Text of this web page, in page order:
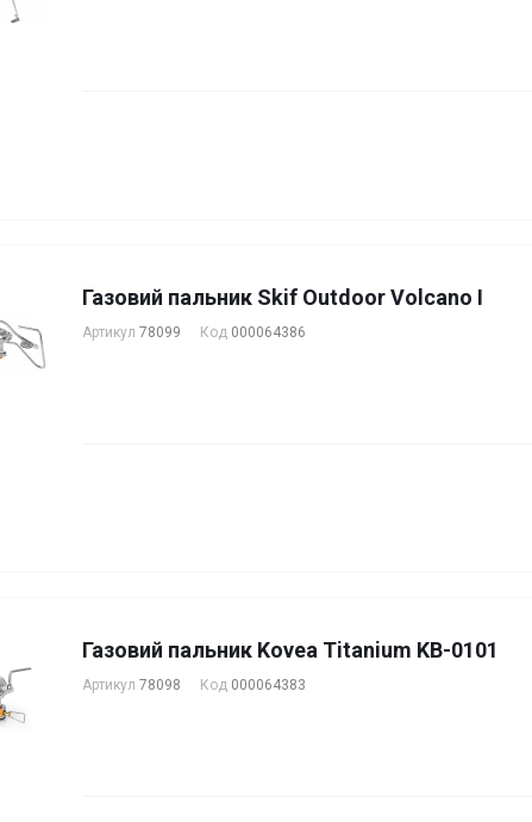
Газовий пальник Skif Outdoor Volcano I
Артикул 78099 Код 000064386
Газовий пальник Kovea Titanium KB-0101
Артикул 78098 Код 000064383